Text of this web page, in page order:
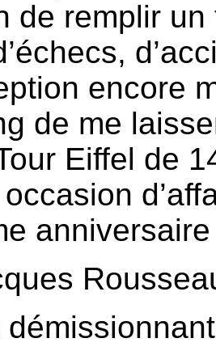
de remplir
encore
de me
Eiffel de